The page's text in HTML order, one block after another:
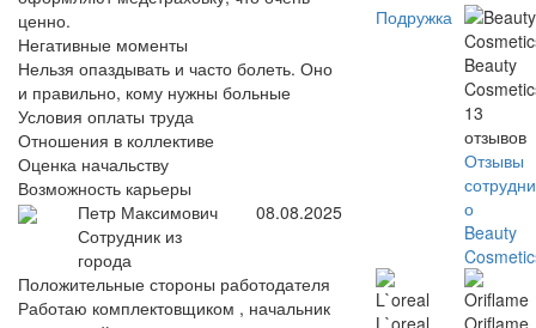
ценно.
Негативные моменты
Нельзя опаздывать и часто болеть. Оно
и правильно, кому нужны больные
Условия оплаты труда
Отношения в коллективе
Оценка начальству
Возможность карьеры
Петр Максимович
Сотрудник из
города
08.08.2025
Положительные стороны работодателя
Работаю комплектовщиком , начальник
Подружка
Beauty
13
отзывов
Отзывы
о
Beauty
L`oreal
Oriflame